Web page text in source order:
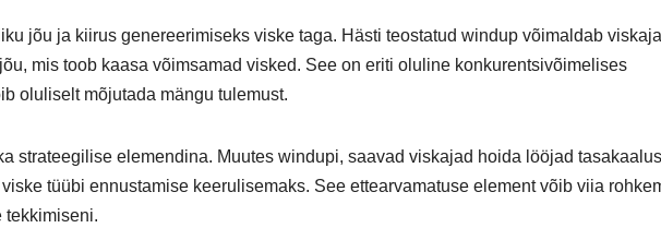
jõu ja kiirus genereerimiseks viske taga. Hästi teostatud windup võimaldab
mis toob kaasa võimsamad visked. See on eriti oluline konkurentsivõimelises
oluliselt mõjutada mängu tulemust.
strateegilise elemendina. Muutes windupi, saavad viskajad hoida lööjad
tüübi ennustamise keerulisemaks. See ettearvamatuse element võib viia
tekkimiseni.